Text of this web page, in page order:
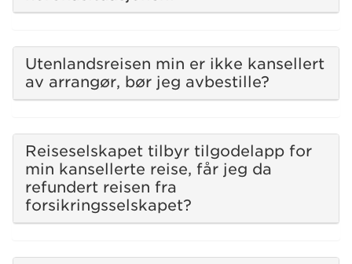
Utenlandsreisen min er ikke kansellert
av arrangør, bør jeg avbestille?
Reiseselskapet tilbyr tilgodelapp for
min kansellerte reise, får jeg da
refundert reisen fra
forsikringsselskapet?